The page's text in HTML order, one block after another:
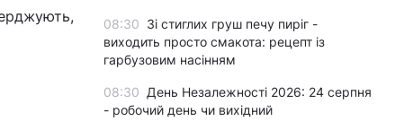
08:30 Зі стиглих груш печу пиріг -
виходить просто смакота: рецепт із
гарбузовим насінням
08:30 День Незалежності 2026: 24 серпня
- робочий день чи вихідний